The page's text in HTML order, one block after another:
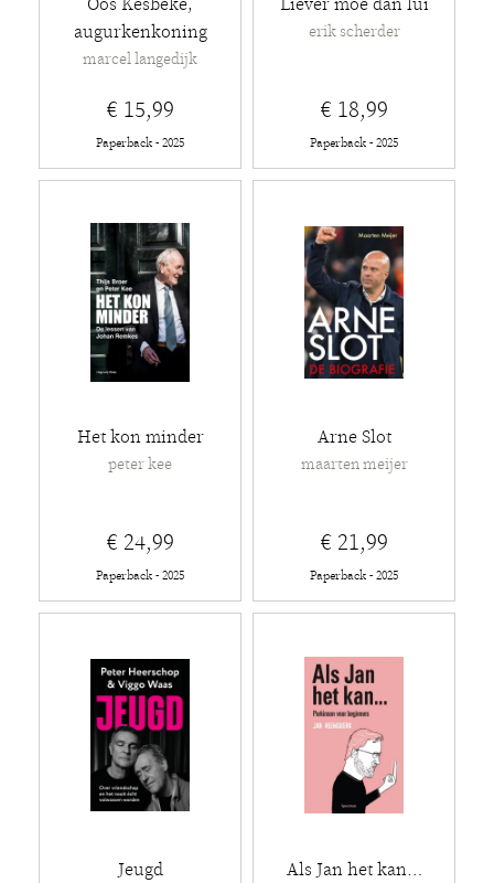
augurkenkoning
marcel langedijk
€ 15,99
Paperback - 2025
erik scherder
€ 18,99
Paperback - 2025
Het kon minder
peter kee
€ 24,99
Paperback - 2025
Arne Slot
maarten meijer
€ 21,99
Paperback - 2025
Jeugd
Als Jan het kan…